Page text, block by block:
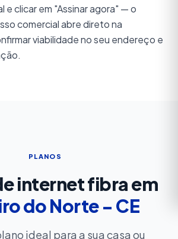
e clicar em "Assinar agora" — o
comercial abre direto na
viabilidade no seu endereço e
PLANOS
internet fibra em
do Norte - CE
ideal para a sua casa ou